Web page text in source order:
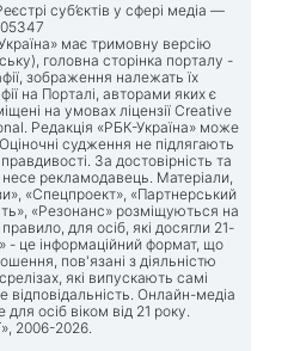
суб’єктів у сфері медіа —
має тримовну версію
головна сторінка порталу -
зображення належать їх
на Порталі, авторами яких є
на умовах ліцензії Creative
Редакція «РБК-Україна» може
судження не підлягають
За достовірність та
несе рекламодавець. Матеріали,
«Спецпроект», «Партнерський
«Резонанс» розміщуються на
для осіб, які досягли 21-
- це інформаційний формат, що
пов'язані з діяльністю
які випускають самі
відповідальність. Онлайн-медіа
осіб віком від 21 року.
2006-2026.